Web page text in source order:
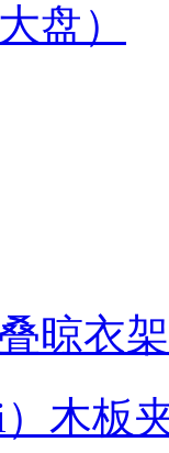
盘）
晾衣